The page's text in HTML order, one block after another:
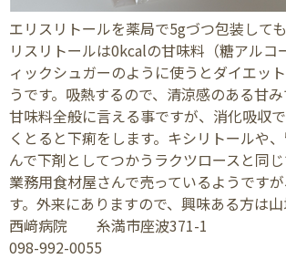
エリスリトールを薬局で5gづつ包装して
リスリトールは0kcalの甘味料（糖アルコ
ィックシュガーのように使うとダイエッ
うです。吸熱するので、清涼感のある甘み
甘味料全般に言える事ですが、消化吸収
くとると下痢をします。キシリトールや
んで下剤としてつかうラクツロースと同じ
業務用食材屋さんで売っているようです
す。外来にありますので、興味ある方は山
西﨑病院 糸満市座波371-1
098-992-0055